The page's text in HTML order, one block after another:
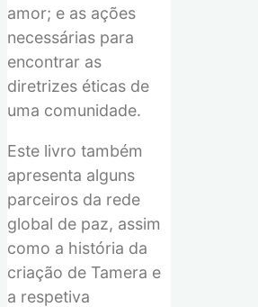
amor; e as ações
necessárias para
encontrar as
diretrizes éticas de
uma comunidade.
Este livro também
apresenta alguns
parceiros da rede
global de paz, assim
como a história da
criação de Tamera e
a respetiva